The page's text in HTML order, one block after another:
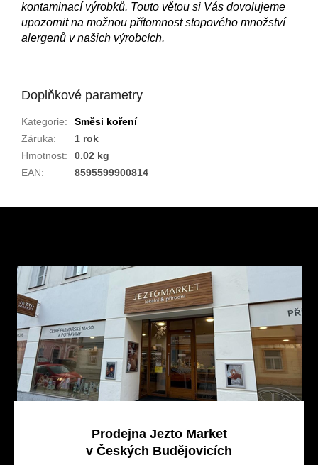
kontaminací výrobků. Touto větou si Vás dovolujeme
upozornit na možnou přítomnost stopového množství
alergenů v našich výrobcích.
Doplňkové parametry
Kategorie:
Směsi koření
Záruka:
1 rok
Hmotnost:
0.02 kg
EAN: 8595599900814
Prodejna Jezto Market
v Českých Budějovicích